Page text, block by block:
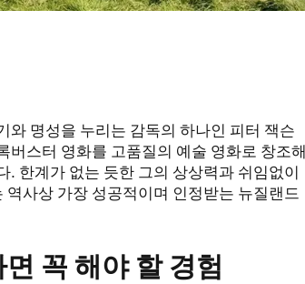
와 명성을 누리는 감독의 하나인 피터 잭슨
버스터 영화를 고품질의 예술 영화로 창조해
. 한계가 없는 듯한 그의 상상력과 쉬임없이
사상 가장 성공적이며 인정받는 뉴질랜드
꼭 해야 할 경험